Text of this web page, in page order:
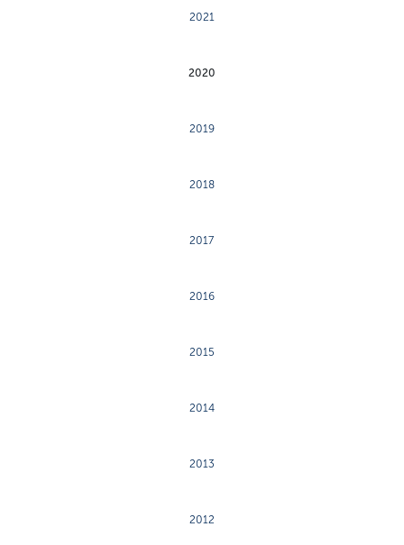
2021
2020
2019
2018
2017
2016
2015
2014
2013
2012